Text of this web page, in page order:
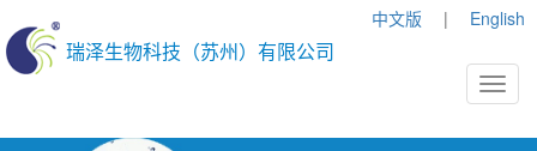
中文版 | English
瑞泽生物科技（苏州）有限公司